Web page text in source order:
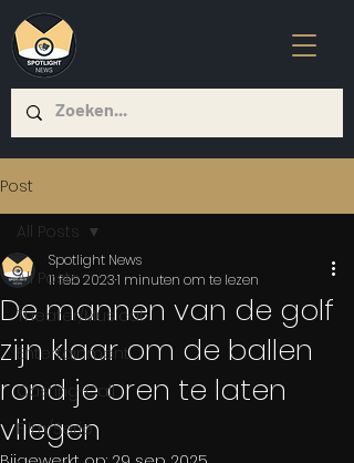
Post
All Posts
Theater/Musical
Entertainment
Casting-Call
Film/Serie
All Posts
De mannen van de golf
zijn klaar om de ballen
rond je oren te laten
vliegen
Spotlight News
11 feb 20231 minuten om te lezen